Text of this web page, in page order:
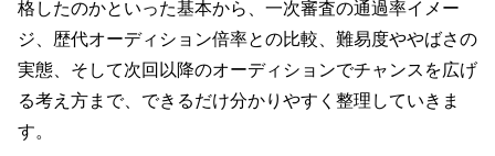
格したのかといった基本から、一次審査の通過率イメー
ジ、歴代オーディション倍率との比較、難易度ややばさの
実態、そして次回以降のオーディションでチャンスを広げ
る考え方まで、できるだけ分かりやすく整理していきま
す。